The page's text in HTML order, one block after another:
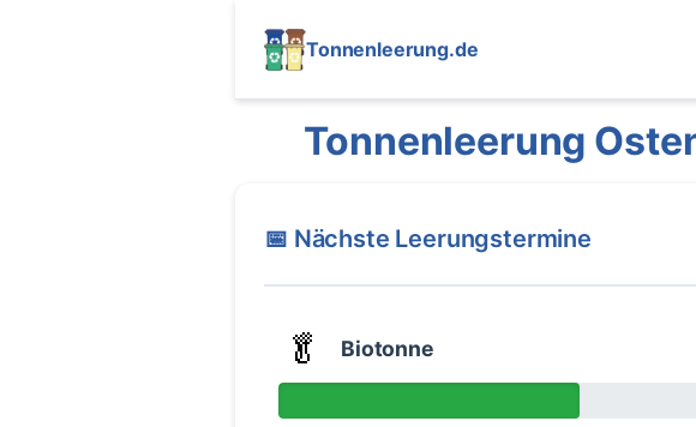
Tonnenleerung.de
Tonnenleerung
📅 Nächste Leerungstermine
🥬 Biotonne